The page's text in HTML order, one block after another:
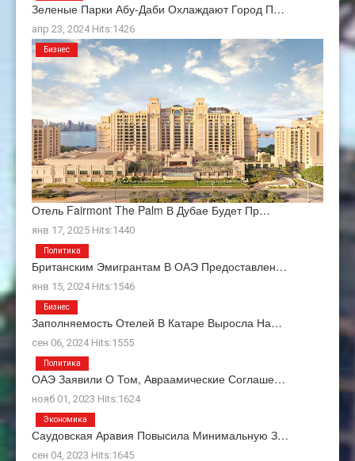
Зеленые Парки Абу-Даби Охлаждают Город П…
апр 23, 2024 Hits:1426
Отель Fairmont The Palm В Дубае Будет Пр…
янв 17, 2025 Hits:1440
Бизнес
Британским Эмигрантам В ОАЭ Предоставлен…
янв 15, 2024 Hits:1546
Политика
Заполняемость Отелей В Катаре Выросла На…
сен 06, 2024 Hits:1555
Бизнес
ОАЭ Заявили О Том, Авраамические Соглаше…
нояб 01, 2023 Hits:1624
Политика
Саудовская Аравия Повысила Минимальную З…
сен 04, 2023 Hits:1645
Экономика